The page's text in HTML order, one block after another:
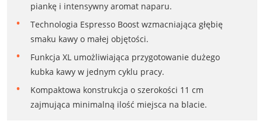
piankę i intensywny aromat naparu.
Technologia Espresso Boost wzmacniająca głębię
smaku kawy o małej objętości.
Funkcja XL umożliwiająca przygotowanie dużego
kubka kawy w jednym cyklu pracy.
Kompaktowa konstrukcja o szerokości 11 cm
zajmująca minimalną ilość miejsca na blacie.